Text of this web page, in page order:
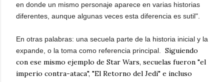
en donde un mismo personaje aparece en varias historias
diferentes, aunque algunas veces esta diferencia es sutil".
En otras palabras: una secuela parte de la historia inicial y la
expande, o la toma como referencia principal. Siguiendo
con ese mismo ejemplo de Star Wars, secuelas fueron "el
imperio contra-ataca", "El Retorno del Jedi" e incluso